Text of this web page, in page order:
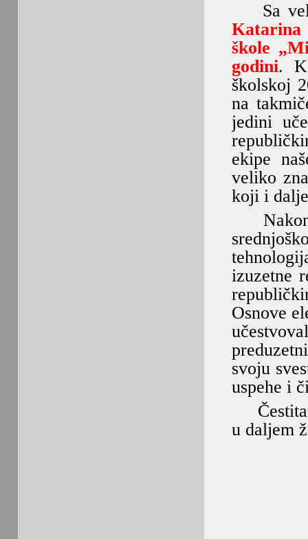
Sa
Katarina
škole
godini.
školskoj
na
jedini
ekipe
veliko
koji i
Nakon
izuzetne
Osnove
svoju
uspehe i
u daljem